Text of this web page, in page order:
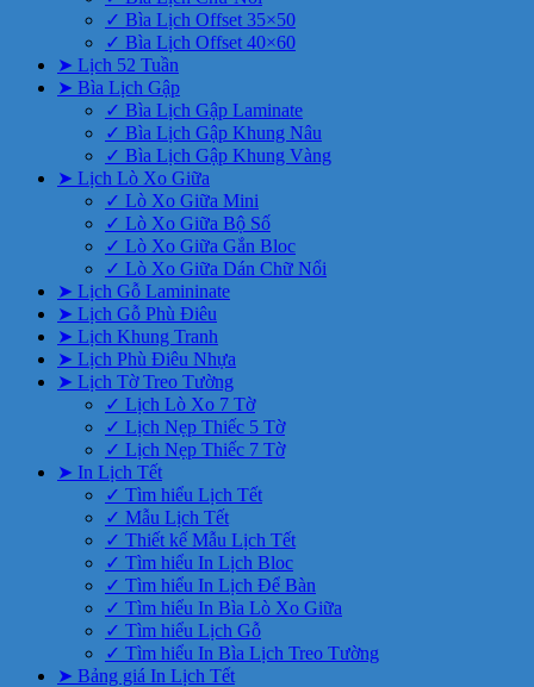
✓ Bìa Lịch Offset 35×50
✓ Bìa Lịch Offset 40×60
➤ Lịch 52 Tuần
➤ Bìa Lịch Gập
✓ Bìa Lịch Gập Laminate
✓ Bìa Lịch Gập Khung Nâu
✓ Bìa Lịch Gập Khung Vàng
➤ Lịch Lò Xo Giữa
✓ Lò Xo Giữa Mini
✓ Lò Xo Giữa Bộ Số
✓ Lò Xo Giữa Gắn Bloc
✓ Lò Xo Giữa Dán Chữ Nổi
➤ Lịch Gỗ Lamininate
➤ Lịch Gỗ Phù Điêu
➤ Lịch Khung Tranh
➤ Lịch Phù Điêu Nhựa
➤ Lịch Tờ Treo Tường
✓ Lịch Lò Xo 7 Tờ
✓ Lịch Nẹp Thiếc 5 Tờ
✓ Lịch Nẹp Thiếc 7 Tờ
➤ In Lịch Tết
✓ Tìm hiểu Lịch Tết
✓ Mẫu Lịch Tết
✓ Thiết kế Mẫu Lịch Tết
✓ Tìm hiểu In Lịch Bloc
✓ Tìm hiểu In Lịch Để Bàn
✓ Tìm hiểu In Bìa Lò Xo Giữa
✓ Tìm hiểu Lịch Gỗ
✓ Tìm hiểu In Bìa Lịch Treo Tường
➤ Bảng giá In Lịch Tết